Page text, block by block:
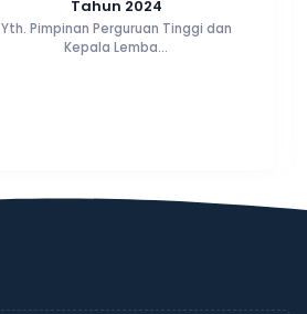
Tahun 2024
Yth. Pimpinan Perguruan Tinggi dan
Kepala Lemba...